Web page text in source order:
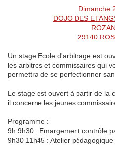
Dimanche
DOJO DES
29140
Un stage Ecole d'arbitrage est
les arbitres et commissaires qui
permettra de se perfectionner
Le stage est ouvert à partir de la
il concerne les jeunes
Programme :
9h 9h30 : Emargement contrôle
9h30 11h45 : Atelier